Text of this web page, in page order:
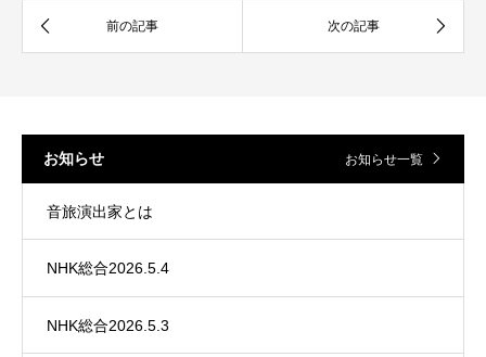
お知らせ お知らせ一覧
音旅演出家とは
NHK総合2026.5.4
NHK総合2026.5.3